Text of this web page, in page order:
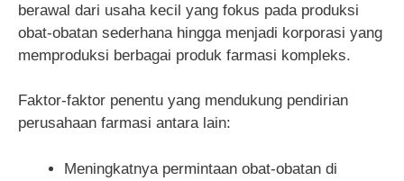
berawal dari usaha kecil yang fokus pada produksi
obat-obatan sederhana hingga menjadi korporasi yang
memproduksi berbagai produk farmasi kompleks.
Faktor-faktor penentu yang mendukung pendirian
perusahaan farmasi antara lain:
Meningkatnya permintaan obat-obatan di